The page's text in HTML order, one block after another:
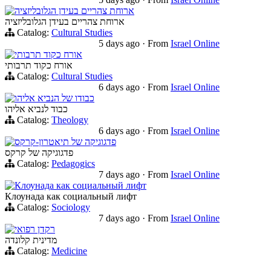
ארוחת צהריים בעידן הגלובליזציה
ארוחת צהריים בעידן הגלובליזציה
Catalog: Cultural Studies
5 days ago · From Israel Online
אורח כקוד תרבותי
אורח כקוד תרבותי
Catalog: Cultural Studies
6 days ago · From Israel Online
כבודו של הנביא אליהו
כבוד לנביא אליהו
Catalog: Theology
6 days ago · From Israel Online
פדגוגיקה של תיאטרון-קרקס
פדגוגיקה של קרקס
Catalog: Pedagogics
7 days ago · From Israel Online
Клоунада как социальный лифт
Клоунада как социальный лифт
Catalog: Sociology
7 days ago · From Israel Online
רקדן רפואי
מדינית קלונדה
Catalog: Medicine